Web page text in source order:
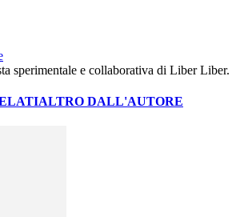
sperimentale e collaborativa di Liber Liber.
ALTRO DALL'AUTORE